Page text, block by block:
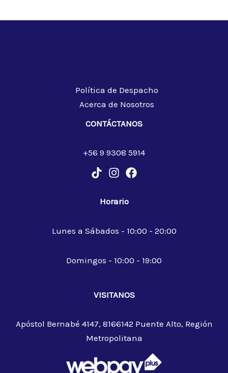
Política de Despacho
Acerca de Nosotros
CONTÁCTANOS
+56 9 9308 5914
Horario
Lunes a Sábados - 10:00 - 20:00
Domingos - 10:00 - 19:00
VISITANOS
Apóstol Bernabé 4147, 8166142 Puente Alto, Región
Metropolitana